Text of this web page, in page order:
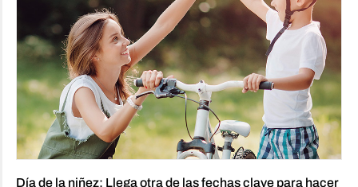
Día de la niñez: Llega otra de las fechas clave para hacer